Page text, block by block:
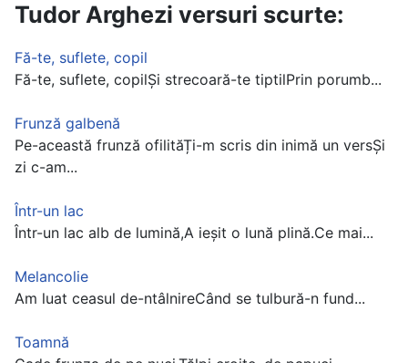
Tudor Arghezi versuri scurte:
Fă-te, suflete, copil
Fă-te, suflete, copilŞi strecoară-te tiptilPrin porumb...
Frunză galbenă
Pe-această frunză ofilităȚi-m scris din inimă un versȘi
zi c-am...
Într-un lac
Într-un lac alb de lumină,A ieşit o lună plină.Ce mai...
Melancolie
Am luat ceasul de-ntâlnireCând se tulbură-n fund...
Toamnă